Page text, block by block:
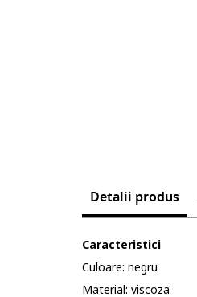
Detalii produs
Caracteristici
Culoare: negru
Material: viscoza